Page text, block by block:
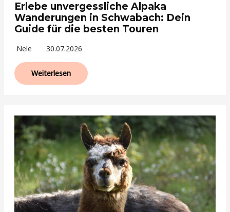
Erlebe unvergessliche Alpaka
Wanderungen in Schwabach: Dein
Guide für die besten Touren
Nele 30.07.2026
Weiterlesen